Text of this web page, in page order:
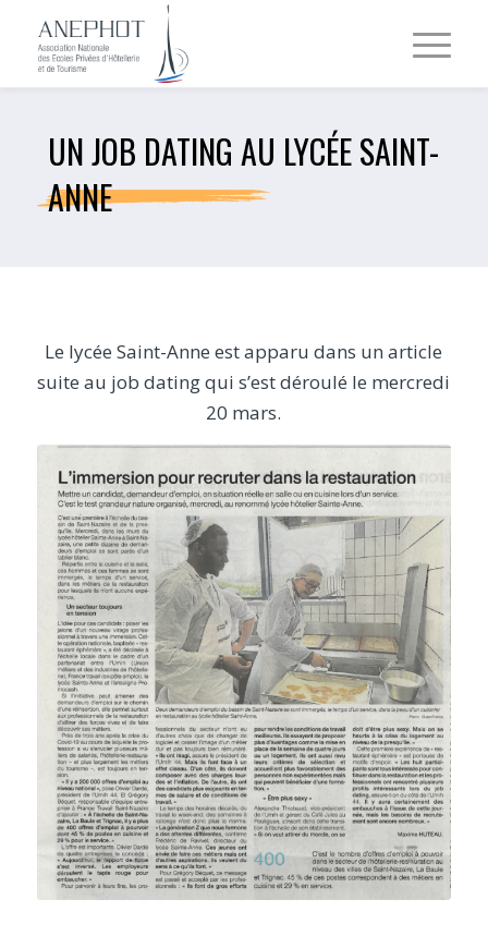
UN JOB DATING AU LYCÉE SAINT-
ANNE
Le lycée Saint-Anne est apparu dans un article
suite au job dating qui s’est déroulé le mercredi
20 mars.